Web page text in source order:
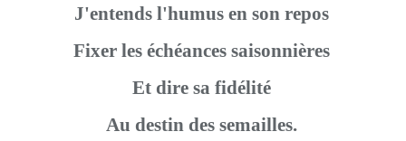
J'entends l'humus en son repos
Fixer les échéances saisonnières
Et dire sa fidélité
Au destin des semailles.